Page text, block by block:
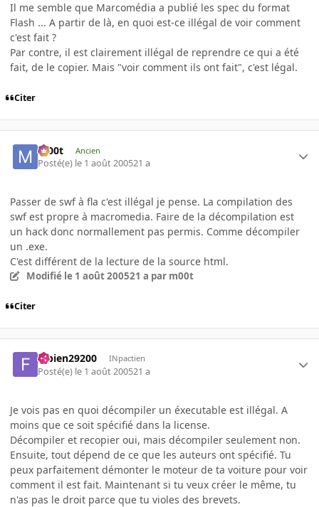
Il me semble que Marcomédia a publié les spec du format
Flash ... A partir de là, en quoi est-ce illégal de voir comment
c'est fait ?
Par contre, il est clairement illégal de reprendre ce qui a été
fait, de le copier. Mais "voir comment ils ont fait", c'est légal.
Citer
m00t Ancien
Posté(e) le 1 août 200521 a
Passer de swf à fla c'est illégal je pense. La compilation des
swf est propre à macromedia. Faire de la décompilation est
un hack donc normallement pas permis. Comme décompiler
un .exe.
C'est différent de la lecture de la source html.
Modifié le 1 août 200521 a par m00t
Citer
fabien29200 INpactien
Posté(e) le 1 août 200521 a
Je vois pas en quoi décompiler un éxecutable est illégal. A
moins que ce soit spécifié dans la license.
Décompiler et recopier oui, mais décompiler seulement non.
Ensuite, tout dépend de ce que les auteurs ont spécifié. Tu
peux parfaitement démonter le moteur de ta voiture pour voir
comment il est fait. Maintenant si tu veux créer le même, tu
n'as pas le droit parce que tu violes des brevets.